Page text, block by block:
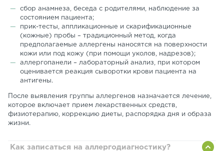
сбор анамнеза, беседа с родителями, наблюдение за
состоянием пациента;
прик-тесты, аппликационные и скарификационные
(кожные) пробы – традиционный метод, когда
предполагаемые аллергены наносятся на поверхности
кожи или под кожу (при помощи уколов, надрезов);
аллергопанели – лабораторный анализ, при котором
оценивается реакция сыворотки крови пациента на
антигены.
После выявления группы аллергенов назначается лечение,
которое включает прием лекарственных средств,
физиотерапию, коррекцию диеты, распорядка дня и образа
жизни.
Как записаться на аллергодиагностику?